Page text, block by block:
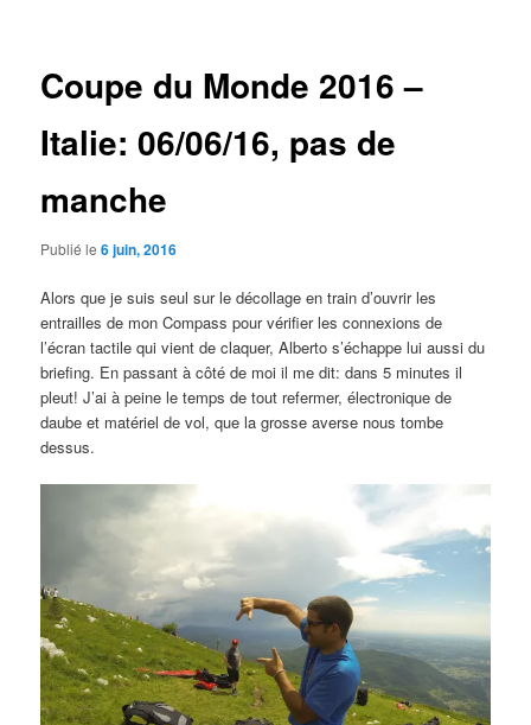
Coupe du Monde 2016 –
Italie: 06/06/16, pas de
manche
Publié le6 juin, 2016
Alors que je suis seul sur le décollage en train d’ouvrir les
entrailles de mon Compass pour vérifier les connexions de
l’écran tactile qui vient de claquer, Alberto s’échappe lui aussi du
briefing. En passant à côté de moi il me dit: dans 5 minutes il
pleut! J’ai à peine le temps de tout refermer, électronique de
daube et matériel de vol, que la grosse averse nous tombe
dessus.